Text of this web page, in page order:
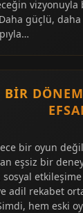
güçlü,
BIR
bir oyun
eşsiz bir
sosyal
adil rekabet
hem eski